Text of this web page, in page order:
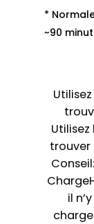
*
~90
trouver
il